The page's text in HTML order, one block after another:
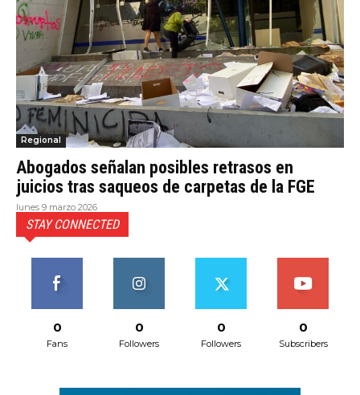
Regional
Abogados señalan posibles retrasos en
juicios tras saqueos de carpetas de la FGE
lunes 9 marzo 2026
STAY CONNECTED
0
Fans
0
Followers
0
Followers
0
Subscribers